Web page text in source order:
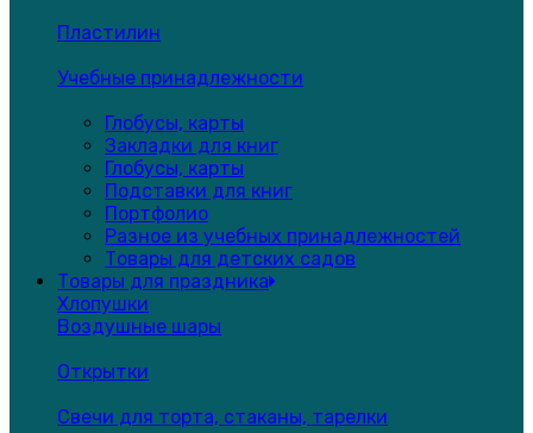
Пластилин
Учебные принадлежности
Глобусы, карты
Закладки для книг
Глобусы, карты
Подставки для книг
Портфолио
Разное из учебных принадлежностей
Товары для детских садов
Товары для праздника
Хлопушки
Воздушные шары
Открытки
Свечи для торта, стаканы, тарелки